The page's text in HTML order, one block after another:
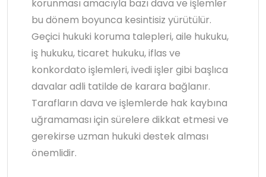
korunması amacıyla bazı dava ve işlemler
bu dönem boyunca kesintisiz yürütülür.
Geçici hukuki koruma talepleri, aile hukuku,
iş hukuku, ticaret hukuku, iflas ve
konkordato işlemleri, ivedi işler gibi başlıca
davalar adli tatilde de karara bağlanır.
Tarafların dava ve işlemlerde hak kaybına
uğramaması için sürelere dikkat etmesi ve
gerekirse uzman hukuki destek alması
önemlidir.